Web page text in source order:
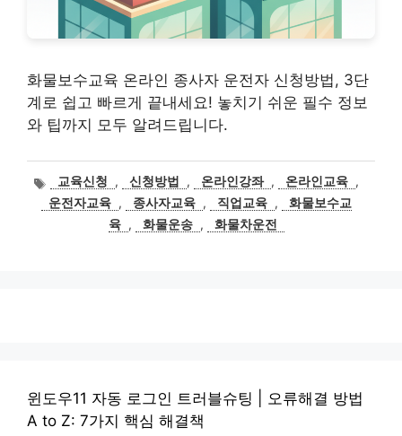
화물보수교육 온라인 종사자 운전자 신청방법, 3단
계로 쉽고 빠르게 끝내세요! 놓치기 쉬운 필수 정보
와 팁까지 모두 알려드립니다.
태
그
교육신청 , 신청방법 , 온라인강좌 , 온라인교육 ,
운전자교육 , 종사자교육 , 직업교육 ,
화물보수교
육 , 화물운송 , 화물차운전
윈도우11 자동 로그인 트러블슈팅 | 오류해결 방법
A to Z: 7가지 핵심 해결책